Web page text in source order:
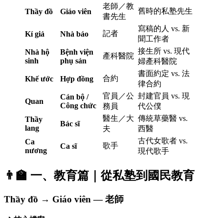
Thầy đồ Giáo viên
老師／教
書先生
舊時的私塾先生
Kí giả Nhà báo 記者
寫稿的人 vs. 新
聞工作者
Nhà hộ
sinh
Bệnh viện
phụ sản
產科醫院
接生所 vs. 現代
婦產科醫院
Khế ước Hợp đồng 合約
書面約定 vs. 法
律合約
Quan
Cán bộ /
Công chức
官員／公
務員
封建官員 vs. 現
代公僕
Thầy
lang
Bác sĩ
醫生／大
夫
傳統草藥醫 vs.
西醫
Ca
nương
Ca sĩ 歌手
古代女歌者 vs.
現代歌手
👨‍🏫 一、教育篇｜從私塾到國民教育
Thầy đồ → Giáo viên — 老師